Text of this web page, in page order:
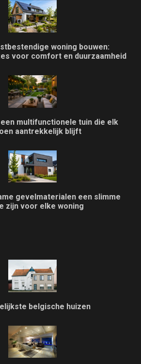
woning bouwen:
voor comfort en duurzaamheid
multifunctionele tuin die elk
aantrekkelijk blijft
gevelmaterialen een slimme
zijn voor elke woning
belgische huizen